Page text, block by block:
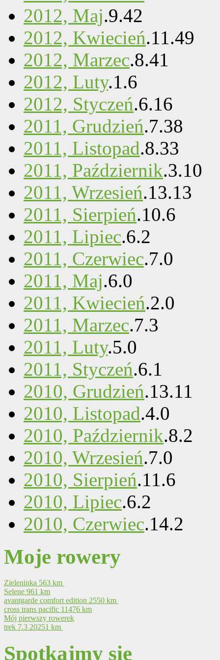
2012, Maj.9.42
2012, Kwiecień.11.49
2012, Marzec.8.41
2012, Luty.1.6
2012, Styczeń.6.16
2011, Grudzień.7.38
2011, Listopad.8.33
2011, Październik.3.10
2011, Wrzesień.13.13
2011, Sierpień.10.6
2011, Lipiec.6.2
2011, Czerwiec.7.0
2011, Maj.6.0
2011, Kwiecień.2.0
2011, Marzec.7.3
2011, Luty.5.0
2011, Styczeń.6.1
2010, Grudzień.13.11
2010, Listopad.4.0
2010, Październik.8.2
2010, Wrzesień.7.0
2010, Sierpień.11.6
2010, Lipiec.6.2
2010, Czerwiec.14.2
Moje rowery
Zieleninka 563 km
Selene 961 km
avantgarde comfort edition 2550 km
cross trans pacific 11476 km
Mój pierwszy rowerek
trek 7.3 20251 km
Spotkajmy się